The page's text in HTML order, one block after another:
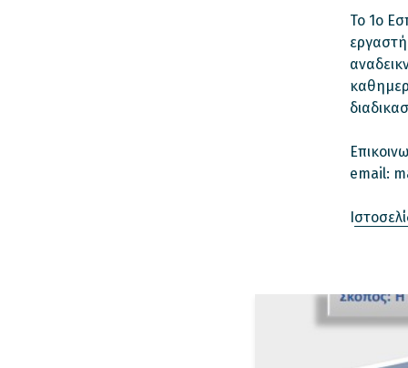
Το 1ο
email:
Ι